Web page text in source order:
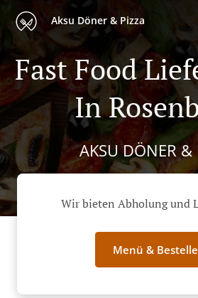
Aksu Döner & Pizza
Fast Food
In
AKSU DÖNER &
Wir bieten Abholung und
Menü &